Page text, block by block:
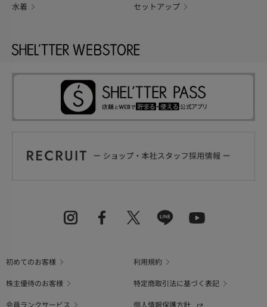
水着 セットアップ
初めてのお客様
利用規約
株主優待のお客様
特定商取引法に基づく表記